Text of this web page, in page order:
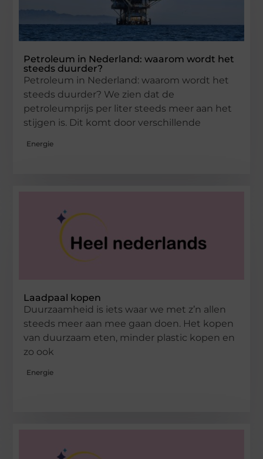
Petroleum in Nederland: waarom wordt het
steeds duurder?
Petroleum in Nederland: waarom wordt het
steeds duurder? We zien dat de
petroleumprijs per liter steeds meer aan het
stijgen is. Dit komt door verschillende
Energie
Laadpaal kopen
Duurzaamheid is iets waar we met z’n allen
steeds meer aan mee gaan doen. Het kopen
van duurzaam eten, minder plastic kopen en
zo ook
Energie